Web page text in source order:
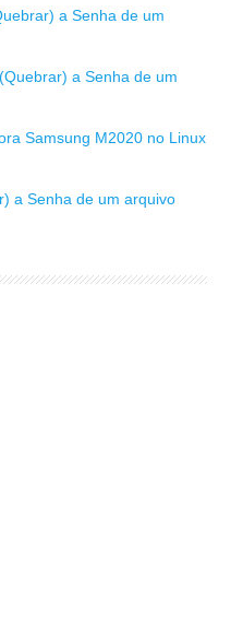
a Senha de um
a Senha de um
Samsung M2020 no Linux
a Senha de um arquivo